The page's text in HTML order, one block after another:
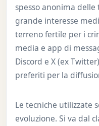
spesso anonima
grande interesse
terreno fertile per i
media e app di
Discord e X (ex
preferiti per la
Le tecniche utilizzate
evoluzione. Si va dal